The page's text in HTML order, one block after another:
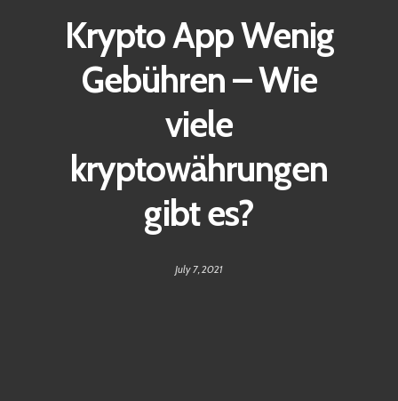
Krypto App Wenig
Gebühren – Wie
viele
kryptowährungen
gibt es?
July 7, 2021